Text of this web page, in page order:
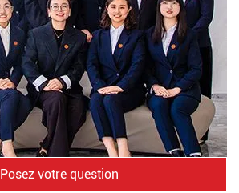
Posez votre question